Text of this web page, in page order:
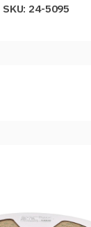
SKU: 24-5095